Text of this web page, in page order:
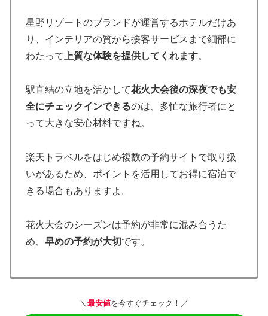
星野リゾートのブランドが運営するホテルだけあ
り、インテリアの質から接客サービスまで細部に
わたって
上質な体験を提供してくれます。
駅直結の立地を活かして花火大会後の深夜でも安
全にチェックインできるのは、多忙な旅行者にと
って大きな安心材料ですね。
楽天トラベルをはじめ複数の予約サイトで取り扱
いがあるため、ポイントを活用してお得に宿泊で
きる場合もありますよ。
花火大会のシーズンは予約が非常に混み合うた
め、 早めの予約が大切 です。
＼ 最安値を今すぐチェック！／